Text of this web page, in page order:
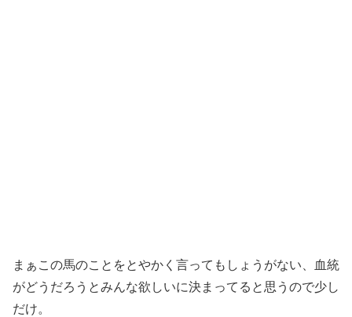
まぁこの馬のことをとやかく言ってもしょうがない、血統
がどうだろうとみんな欲しいに決まってると思うので少し
だけ。